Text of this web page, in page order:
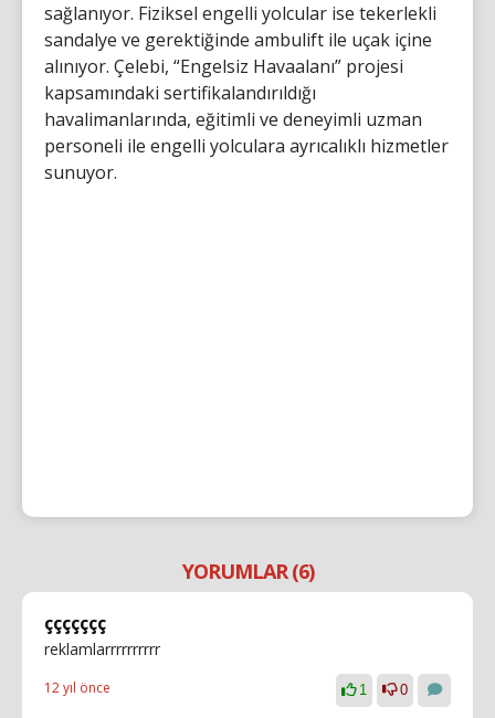
sağlanıyor. Fiziksel engelli yolcular ise tekerlekli
sandalye ve gerektiğinde ambulift ile uçak içine
alınıyor. Çelebi, “Engelsiz Havaalanı” projesi
kapsamındaki sertifikalandırıldığı
havalimanlarında, eğitimli ve deneyimli uzman
personeli ile engelli yolculara ayrıcalıklı hizmetler
sunuyor.
YORUMLAR (6)
ççççççç
reklamlarrrrrrrrrr
12 yıl önce 1 0